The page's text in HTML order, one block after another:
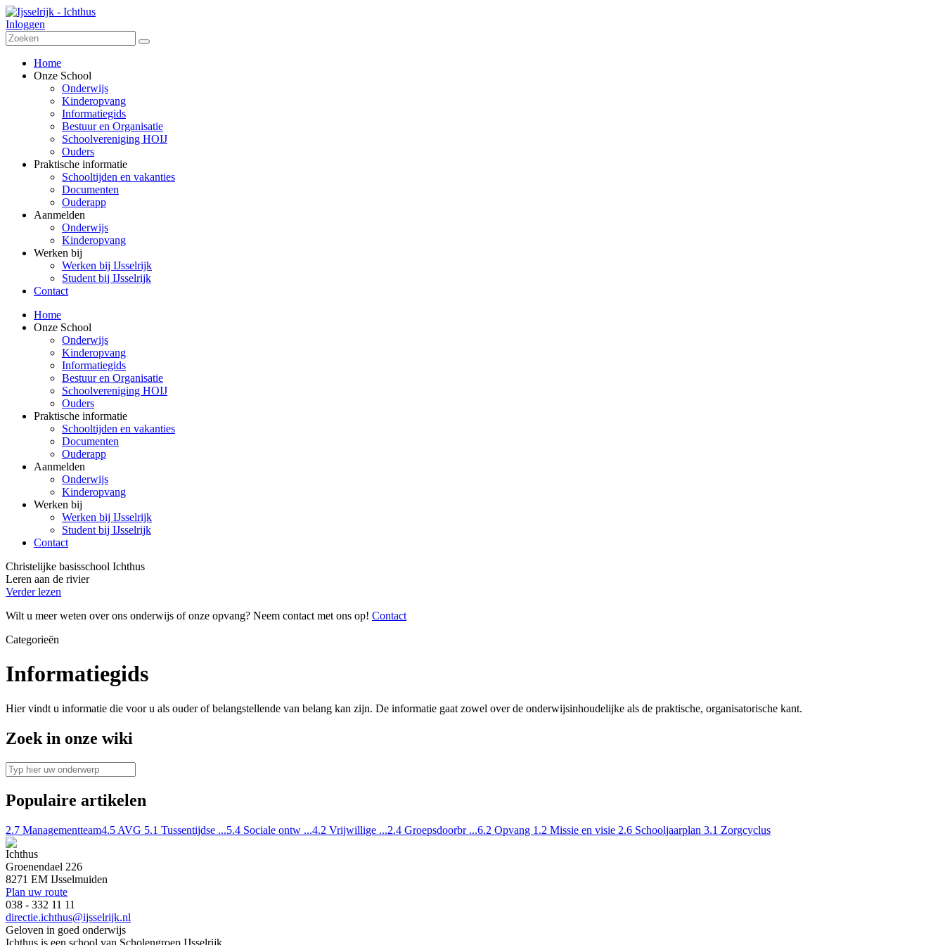
Inloggen
Home
Onze School
Onderwijs
Kinderopvang
Informatiegids
Bestuur en Organisatie
Schoolvereniging HOIJ
Ouders
Praktische informatie
Schooltijden en vakanties
Documenten
Ouderapp
Aanmelden
Onderwijs
Kinderopvang
Werken bij
Werken bij IJsselrijk
Student bij IJsselrijk
Contact
Home
Onze School
Onderwijs
Kinderopvang
Informatiegids
Bestuur en Organisatie
Schoolvereniging HOIJ
Ouders
Praktische informatie
Schooltijden en vakanties
Documenten
Ouderapp
Aanmelden
Onderwijs
Kinderopvang
Werken bij
Werken bij IJsselrijk
Student bij IJsselrijk
Contact
Christelijke basisschool Ichthus
Leren aan de rivier
Verder lezen
Wilt u meer weten over ons onderwijs of onze opvang? Neem contact met ons op! Contact
Categorieën
Informatiegids
Hier vindt u informatie die voor u als ouder of belangstellende van belang kan zijn. De informatie gaat zowel over de onderwijsinhoudelijke als de praktische, organisatorische kant.
Zoek in onze wiki
Populaire artikelen
2.7 Managementteam4.5 AVG 5.1 Tussentijdse ...5.4 Sociale ontw ...4.2 Vrijwillige ...2.4 Groepsdoorbr ...6.2 Opvang 1.2 Missie en visie 2.6 Schooljaarplan 3.1 Zorgcyclus
Ichthus
Groenendael 226
8271 EM IJsselmuiden
Plan uw route
038 - 332 11 11
directie.ichthus@ijsselrijk.nl
Geloven in goed onderwijs
Ichthus is een school van Scholengroep IJsselrijk